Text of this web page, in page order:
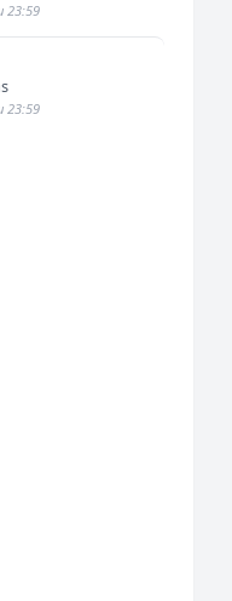
23:59
23:59